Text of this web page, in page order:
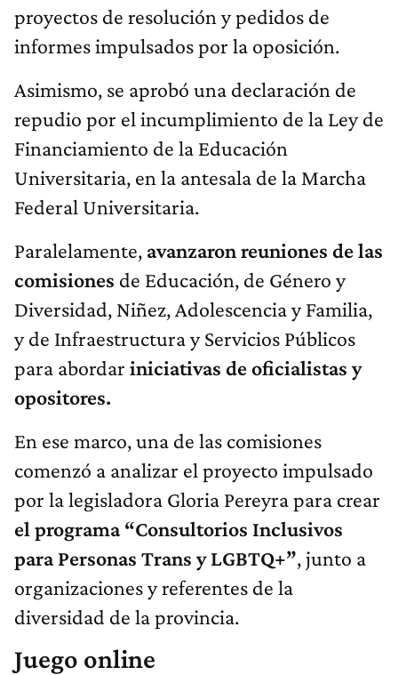
proyectos de resolución y pedidos de
informes impulsados por la oposición.
Asimismo, se aprobó una declaración de
repudio por el incumplimiento de la Ley de
Financiamiento de la Educación
Universitaria, en la antesala de la Marcha
Federal Universitaria.
Paralelamente, avanzaron reuniones de las
comisiones de Educación, de Género y
Diversidad, Niñez, Adolescencia y Familia,
y de Infraestructura y Servicios Públicos
para abordar iniciativas de oficialistas y
opositores.
En ese marco, una de las comisiones
comenzó a analizar el proyecto impulsado
por la legisladora Gloria Pereyra para crear
el programa “Consultorios Inclusivos
para Personas Trans y LGBTQ+”, junto a
organizaciones y referentes de la
diversidad de la provincia.
Juego online